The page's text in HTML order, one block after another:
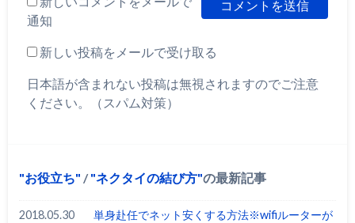
通知
新しい投稿をメールで受け取る
日本語が含まれない投稿は無視されますのでご注意
ください。（スパム対策）
お役立ち / ネクタイの結び方 の最新記事
2018.05.30
単身赴任でネット安くする方法※wifiルーターが